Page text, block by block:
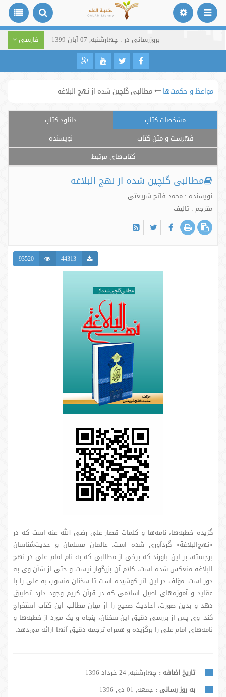
بروزرسانی در : چهارشنبه, 07 آبان 1399 فارسی
مواعظ و حکمت‌ها مطالبی گلچين شده از نهج البلاغه
مشخصات کتاب
دانلود کتاب
فهرست و متن کتاب
نویسنده
کتاب‌های مرتبط
مطالبی گلچين شده از نهج البلاغه
نویسنده : محمد فاتح شریعتی
مترجم : تالیف
44313
93520
گزیده خطبه‌ها، نامه‌ها و کلمات قصار علی رضی الله عنه است که در
«نهج‌البلاغة» گردآوری شده است. عالمان مسلمان و حدیث‌شناسان
برجسته، بر این باورند که برخی از مطالبی که به نام امام علی در نهج
البلاغه منعکس شده است، کلام آن بزرگوار نیست و حتی از شأن وی به
دور است. مؤلف در این اثر کوشیده است تا سخنان منسوب به علی را با
عقاید و آموزه‌های اصیل اسلامی که در قرآن کریم وجود دارد تطبیق
دهد و بدین صورت، احادیث صحیح را از میان مطالب این کتاب استخراج
کند. وی پس از بررسی دقیق این سخنان، پنجاه و یک مورد از خطبه‌ها و
نامه‌های امام علی را برگزیده و همراه ترجمه دقیق آنها ارائه می‌دهد.
تاریخ اضافه : چهارشنبه, 24 خرداد 1396
به روز رسانی : جمعه, 01 دی 1396